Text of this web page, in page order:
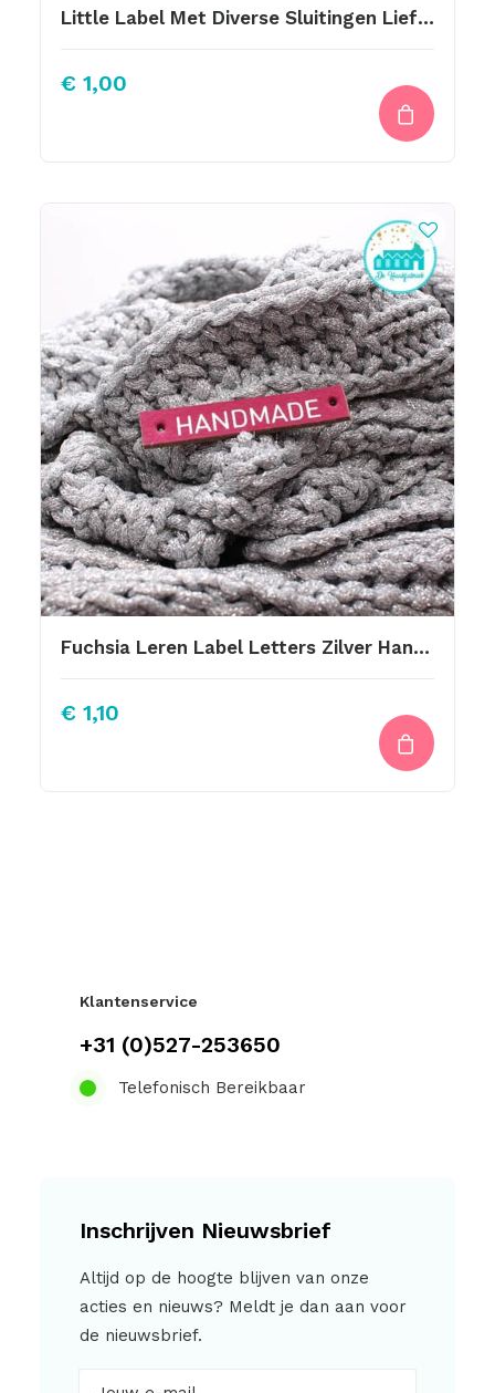
Little Label Met Diverse Sluitingen Lief Hartje
€ 1,00
Fuchsia Leren Label Letters Zilver Handmade
€ 1,10
Klantenservice
+31 (0)527-253650
Telefonisch Bereikbaar
Inschrijven Nieuwsbrief
Altijd op de hoogte blijven van onze
acties en nieuws? Meldt je dan aan voor
de nieuwsbrief.